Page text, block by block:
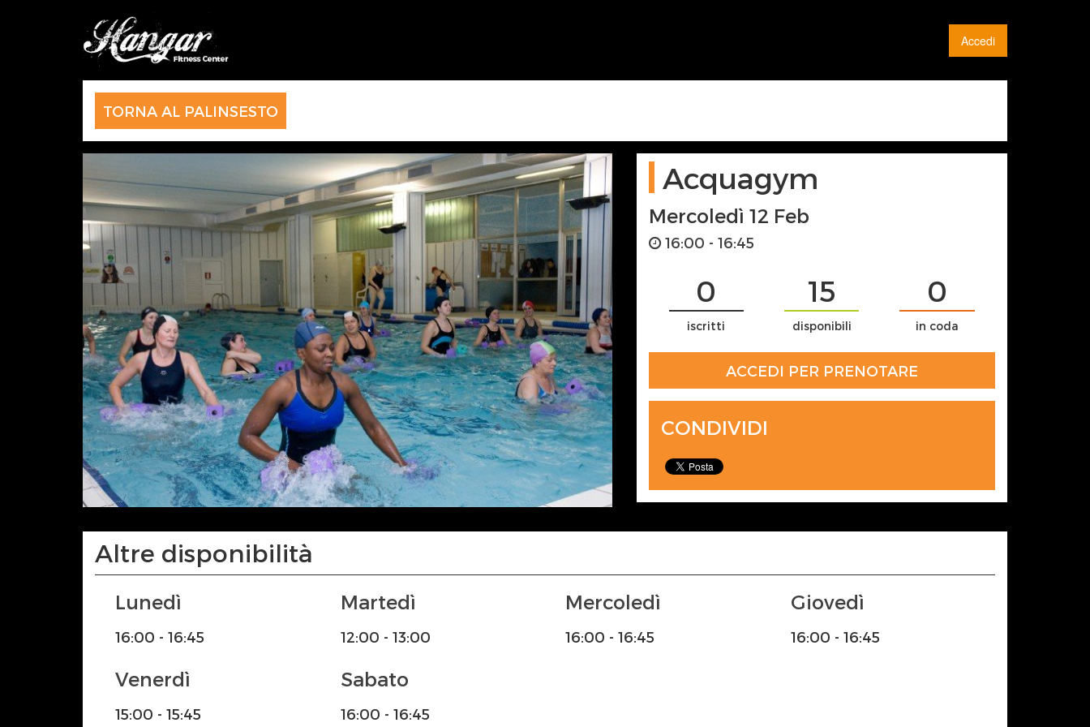
Accedi
TORNA AL PALINSESTO
Acquagym
Mercoledì 12 Feb
16:00 - 16:45
0
iscritti
15
disponibili
0
in coda
ACCEDI PER PRENOTARE
CONDIVIDI
Altre disponibilità
Lunedì
16:00 - 16:45
Martedì
12:00 - 13:00
Mercoledì
16:00 - 16:45
Giovedì
16:00 - 16:45
Venerdì
15:00 - 15:45
Sabato
16:00 - 16:45